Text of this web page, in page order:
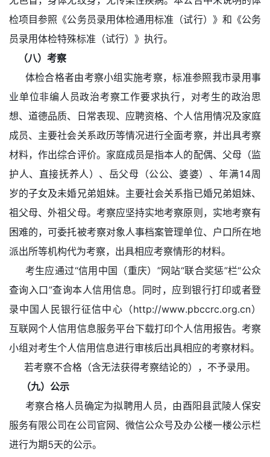
检项目参照《公务员录用体检通用标准（试行）》和《公务
员录用体检特殊标准（试行）》执行。
（八）考察
体检合格者由考察小组实施考察，标准参照我市录用事
业单位非编人员政治考察工作要求执行，对考生的政治思
想、道德品质、日常表现、应聘资格、个人信用情况及家庭
成员、主要社会关系政历等情况进行全面考察，并出具考察
材料，作出综合评价。家庭成员是指本人的配偶、父母（监
护人、直接抚养人）、岳父母（公公、婆婆）、年满14周
岁的子女及未婚兄弟姐妹。主要社会关系指已婚兄弟姐妹、
祖父母、外祖父母。考察应坚持实地考察原则，实地考察有
困难的，可委托被考察对象人事档案管理单位、户口所在地
派出所等机构代为考察，出具相应考察情形的材料。
考生应通过“信用中国（重庆）”网站“联合奖惩”栏“公众
查询入口”查询本人信用信息。同时，应到银行打印或者登
录中国人民银行征信中心（http://www.pbccrc.org.cn）
互联网个人信用信息服务平台下载打印个人信用报告。考察
小组对考生个人信用信息进行审核后出具相应的考察材料。
若考察不合格（含无法获得考察结论的），不予录用。
（九）公示
考察合格人员确定为拟聘用人员，由酉阳县武陵人保安
服务有限公司在公司官网、微信公众号及办公楼一楼公示栏
进行为期5天的公示。